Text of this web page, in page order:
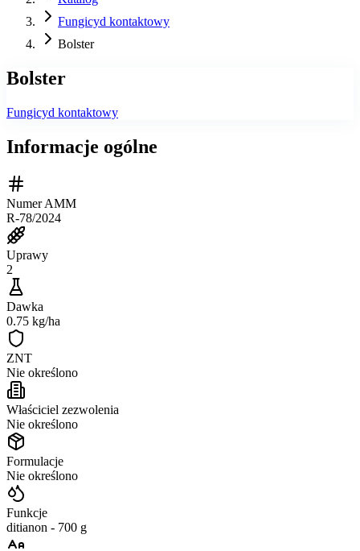
Fungicyd kontaktowy
Bolster
Bolster
Fungicyd kontaktowy
Informacje ogólne
Numer AMM
R-78/2024
Uprawy
2
Dawka
0.75 kg/ha
ZNT
Nie określono
Właściciel zezwolenia
Nie określono
Formulacje
Nie określono
Funkcje
ditianon - 700 g